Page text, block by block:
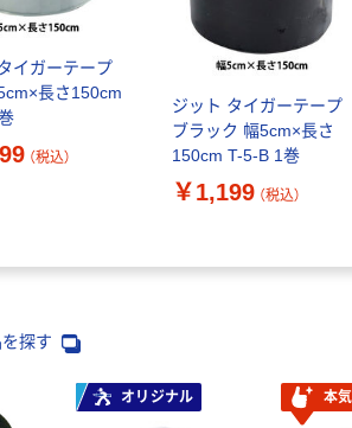
イガーテープ
長さ150cm
（税込）
ジット タイガーテープ
ブラック 幅5cm×長さ
150cm T-5-B 1巻
￥1,199 （税込）
探す
オリジナル 本